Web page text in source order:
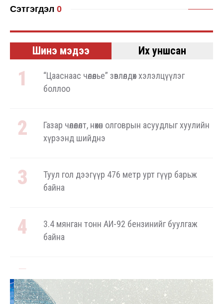
Сэтгэгдэл 0
Шинэ мэдээ Их уншсан
“Цааснаас чөлөөлье” зөвлөлдөх хэлэлцүүлэг
боллоо
Газар чөлөөлөлт, нөхөн олговрын асуудлыг хуулийн
хүрээнд шийднэ
Туул гол дээгүүр 476 метр урт гүүр барьж
байна
3.4 мянган тонн АИ-92 бензинийг буулгаж
байна
тонн АИ-92 автобензин тогтмол нийлүүлэх
хүсэлт тавилаа